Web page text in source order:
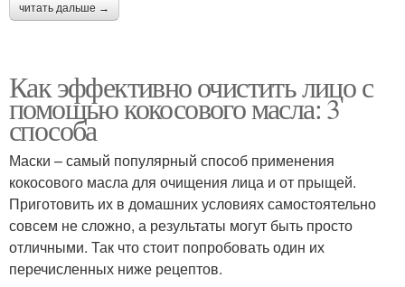
читать дальше →
Как эффективно очистить лицо с
помощью кокосового масла: 3
способа
Маски – самый популярный способ применения
кокосового масла для очищения лица и от прыщей.
Приготовить их в домашних условиях самостоятельно
совсем не сложно, а результаты могут быть просто
отличными. Так что стоит попробовать один их
перечисленных ниже рецептов.